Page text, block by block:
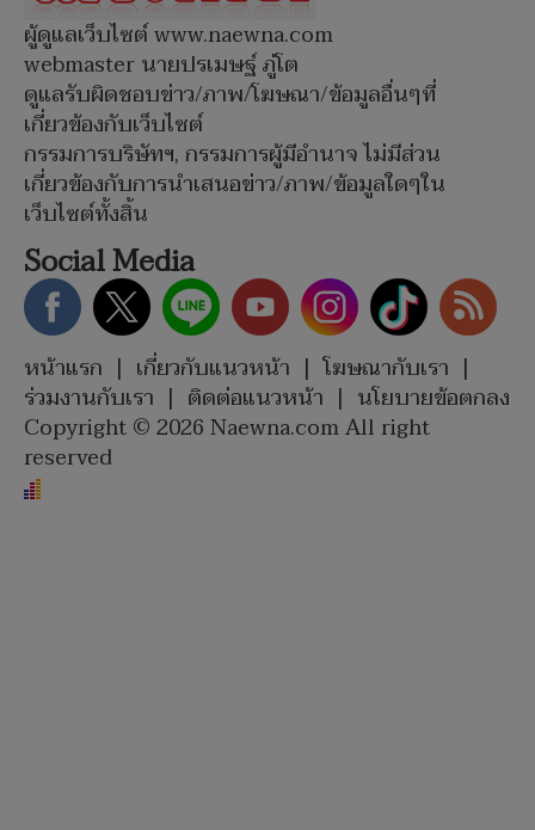
ผู้ดูแลเว็บไซต์ www.naewna.com
webmaster นายปรเมษฐ์ ภู่โต
ดูแลรับผิดชอบข่าว/ภาพ/โฆษณา/ข้อมูลอื่นๆที่
เกี่ยวข้องกับเว็บไซต์
กรรมการบริษัทฯ, กรรมการผู้มีอำนาจ ไม่มีส่วน
เกี่ยวข้องกับการนำเสนอข่าว/ภาพ/ข้อมูลใดๆใน
เว็บไซต์ทั้งสิ้น
Social Media
หน้าแรก | เกี่ยวกับแนวหน้า | โฆษณากับเรา |
ร่วมงานกับเรา | ติดต่อแนวหน้า | นโยบายข้อตกลง
Copyright © 2026 Naewna.com All right
reserved